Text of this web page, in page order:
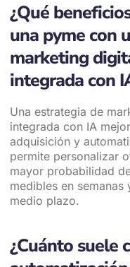
¿Qué
una pyme con
marketing
integrada con
Una estrategia de
integrada con IA
adquisición y
permite personalizar
mayor probabilidad
medibles en
medio plazo.
¿Cuánto suele